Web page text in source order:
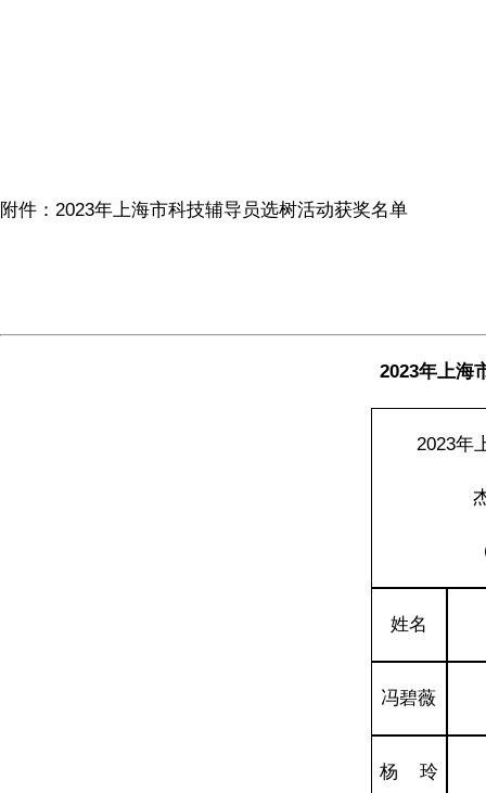
附件：2023年上海市科技辅导员选树活动获奖名单
2023年上海
2023年
姓名
冯碧薇
杨 玲